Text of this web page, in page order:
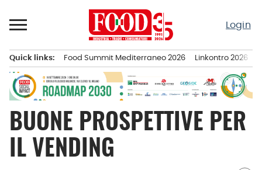
al
Login
principale
Quick links: Food Summit Mediterraneo 2026 Linkontro 2026
BUONE PROSPETTIVE PER
IL VENDING